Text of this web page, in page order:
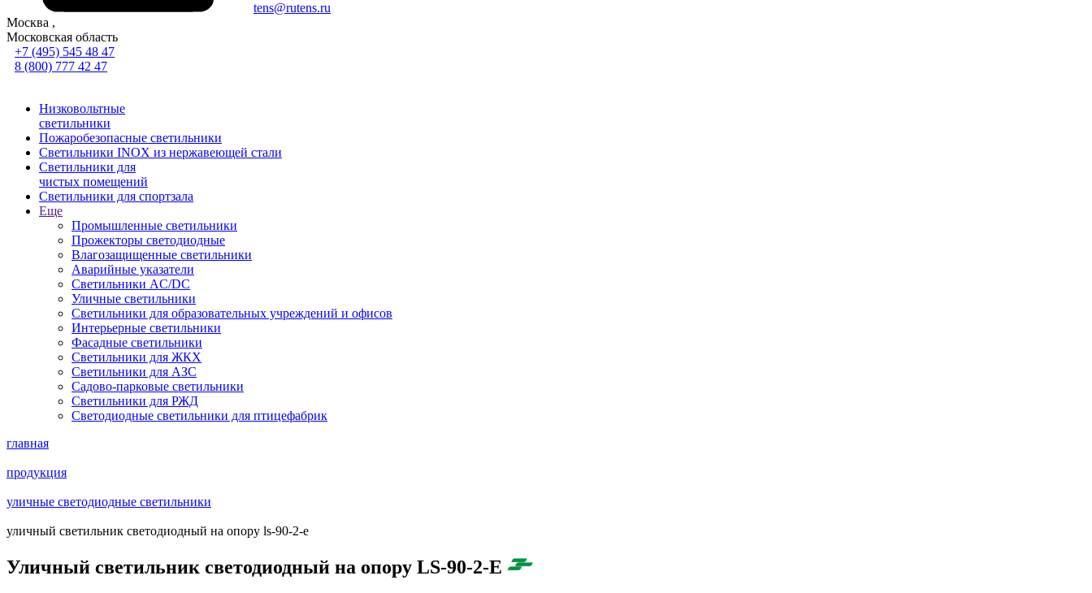
tens@rutens.ru
Москва ,
Московская область
+7 (495) 545 48 47
8 (800) 777 42 47
Низковольтные
светильники
Пожаробезопасные светильники
Светильники INOX из нержавеющей стали
Светильники для
чистых помещений
Светильники для спортзала
Еще
Промышленные светильники
Прожекторы светодиодные
Влагозащищенные светильники
Аварийные указатели
Светильники AC/DC
Уличные светильники
Светильники для образовательных учреждений и офисов
Интерьерные светильники
Фасадные светильники
Светильники для ЖКХ
Светильники для АЗС
Садово-парковые светильники
Светильники для РЖД
Светодиодные светильники для птицефабрик
главная
продукция
уличные светодиодные светильники
уличный светильник светодиодный на опору ls-90-2-e
Уличный светильник светодиодный на опору LS-90-2-E